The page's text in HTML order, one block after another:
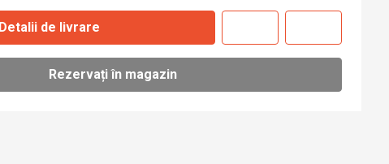
Detalii de livrare
Rezervați în magazin